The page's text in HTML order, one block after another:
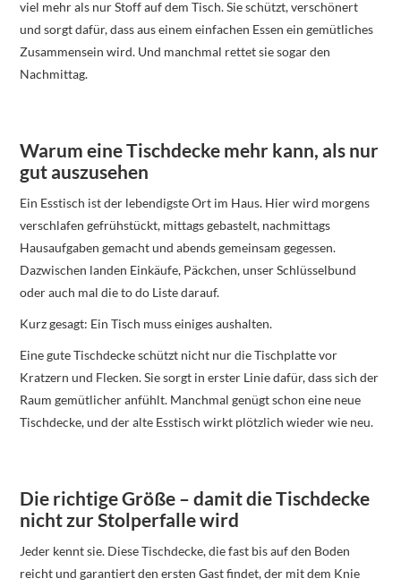
viel mehr als nur Stoff auf dem Tisch. Sie schützt, verschönert
und sorgt dafür, dass aus einem einfachen Essen ein gemütliches
Zusammensein wird. Und manchmal rettet sie sogar den
Nachmittag.
Warum eine Tischdecke mehr kann, als nur
gut auszusehen
Ein Esstisch ist der lebendigste Ort im Haus. Hier wird morgens
verschlafen gefrühstückt, mittags gebastelt, nachmittags
Hausaufgaben gemacht und abends gemeinsam gegessen.
Dazwischen landen Einkäufe, Päckchen, unser Schlüsselbund
oder auch mal die to do Liste darauf.
Kurz gesagt: Ein Tisch muss einiges aushalten.
Eine gute Tischdecke schützt nicht nur die Tischplatte vor
Kratzern und Flecken. Sie sorgt in erster Linie dafür, dass sich der
Raum gemütlicher anfühlt. Manchmal genügt schon eine neue
Tischdecke, und der alte Esstisch wirkt plötzlich wieder wie neu.
Die richtige Größe – damit die Tischdecke
nicht zur Stolperfalle wird
Jeder kennt sie. Diese Tischdecke, die fast bis auf den Boden
reicht und garantiert den ersten Gast findet, der mit dem Knie